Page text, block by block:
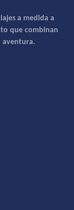
a medida a
que combinan
aventura.